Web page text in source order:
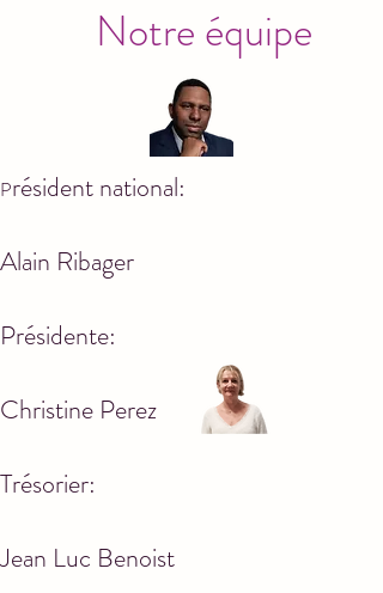
Notre équipe
Président national:
Alain Ribager
Présidente:
Christine Perez
Trésorier:
Jean Luc Benoist